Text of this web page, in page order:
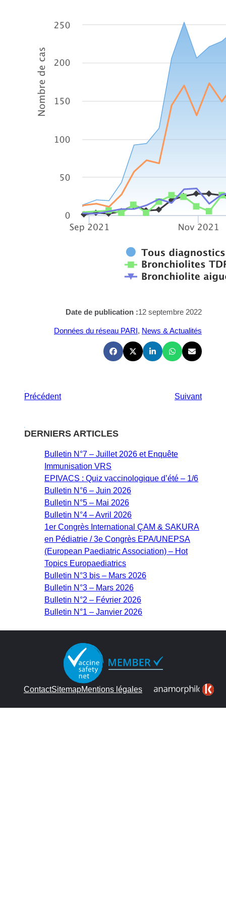
Date de publication :12 septembre 2022
Données du réseau PARI, News & Actualités
Précédent Suivant
DERNIERS ARTICLES
Bulletin N°7 – Juillet 2026 et Enquête
Immunisation VRS
EPIVACS : Quiz vaccinologique d’été – 1/6
Bulletin N°6 – Juin 2026
Bulletin N°5 – Mai 2026
Bulletin N°4 – Avril 2026
1er Congrès International ÇAM & SAKURA
en Pédiatrie / 3e Congrès EPA/UNEPSA
(European Paediatric Association) – Hot
Topics Europaediatrics
Bulletin N°3 bis – Mars 2026
Bulletin N°3 – Mars 2026
Bulletin N°2 – Février 2026
Bulletin N°1 – Janvier 2026
ContactSitemapMentions légales